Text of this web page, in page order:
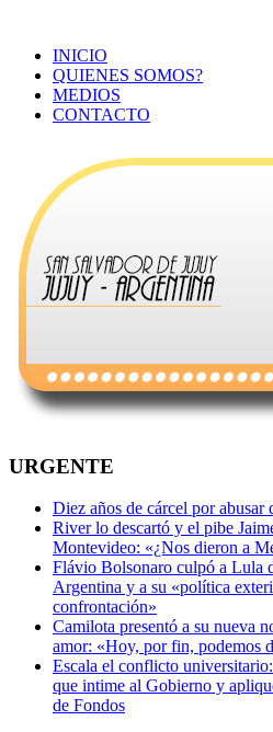
INICIO
QUIENES SOMOS?
MEDIOS
CONTACTO
URGENTE
Diez años de cárcel por abusar
River lo descartó y el pibe
Montevideo: «¿Nos dieron a
Flávio Bolsonaro culpó a Lula
Argentina y a su «política
confrontación»
Camilota presentó a su nueva
amor: «Hoy, por fin, podemos
Escala el conflicto
que intime al Gobierno y
de Fondos